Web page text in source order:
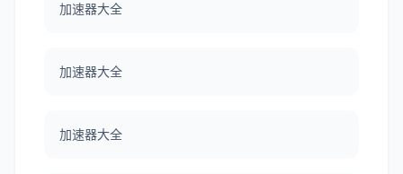
加速器大全
加速器大全
加速器大全